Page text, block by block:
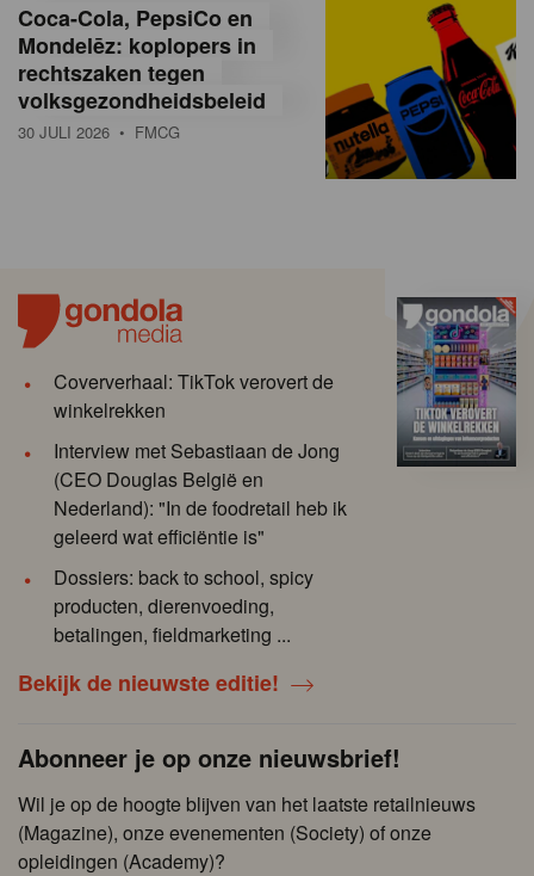
Coca-Cola, PepsiCo en
Mondelēz: koplopers in
rechtszaken tegen
volksgezondheidsbeleid
30 JULI 2026 • FMCG
Coververhaal: TikTok verovert de
winkelrekken
Interview met Sebastiaan de Jong
(CEO Douglas België en
Nederland): "In de foodretail heb ik
geleerd wat efficiëntie is"
Dossiers: back to school, spicy
producten, dierenvoeding,
betalingen, fieldmarketing ...
Bekijk de nieuwste editie!
Abonneer je op onze nieuwsbrief!
Wil je op de hoogte blijven van het laatste retailnieuws
(Magazine), onze evenementen (Society) of onze
opleidingen (Academy)?